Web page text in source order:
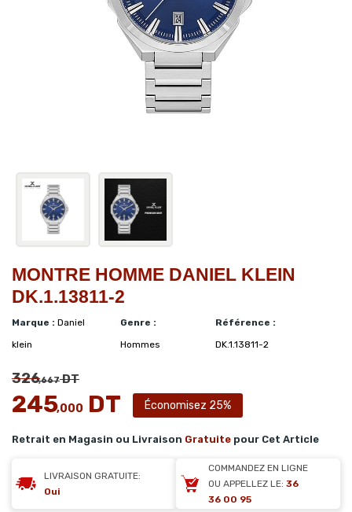
MONTRE HOMME DANIEL KLEIN
DK.1.13811-2
Marque : Daniel
klein
Genre :
Hommes
Référence :
DK.1.13811-2
326,667DT
245,000 DT Économisez 25%
Retrait en Magasin ou Livraison Gratuite pour Cet Article
LIVRAISON GRATUITE:
Oui
COMMANDEZ EN LIGNE
OU APPELLEZ LE: 36
36 00 95